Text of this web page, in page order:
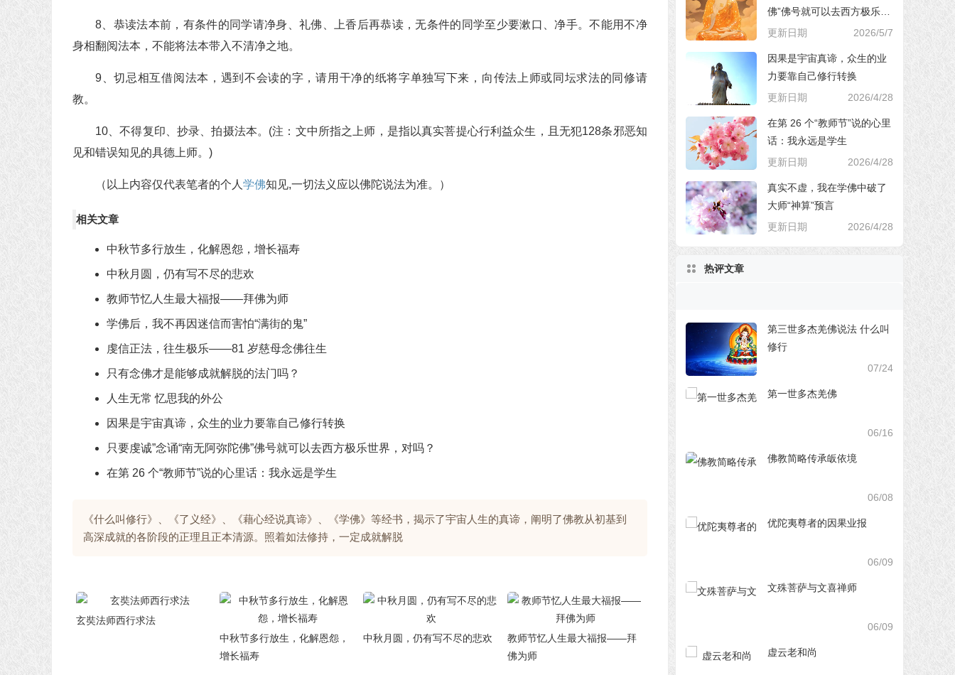
8、恭读法本前，有条件的同学请净身、礼佛、上香后再恭读，无条件的同学至少要漱口、净手。不能用不净
身相翻阅法本，不能将法本带入不清净之地。
9、切忌相互借阅法本，遇到不会读的字，请用干净的纸将字单独写下来，向传法上师或同坛求法的同修请
教。
10、不得复印、抄录、拍摄法本。(注：文中所指之上师，是指以真实菩提心行利益众生，且无犯128条邪恶知
见和错误知见的具德上师。)
（以上内容仅代表笔者的个人 学佛知见,一切法义应以佛陀说法为准。）
相关文章
中秋节多行放生，化解恩怨，增长福寿
中秋月圆，仍有写不尽的悲欢
教师节忆人生最大福报——拜佛为师
学佛后，我不再因迷信而害怕“满街的鬼”
虔信正法，往生极乐——81 岁慈母念佛往生
只有念佛才是能够成就解脱的法门吗？
人生无常 忆思我的外公
因果是宇宙真谛，众生的业力要靠自己修行转换
只要虔诚”念诵“南无阿弥陀佛”佛号就可以去西方极乐世界，对吗？
在第 26 个“教师节”说的心里话：我永远是学生
《什么叫修行》、《了义经》、《藉心经说真谛》、《学佛》等经书，揭示了宇宙人生的真谛，阐明了佛教从初基到
高深成就的各阶段的正理且正本清源。照着如法修持，一定成就解脱
玄奘法师西行求法
中秋节多行放生，化解恩怨，
增长福寿
中秋月圆，仍有写不尽的悲欢
教师节忆人生最大福报——拜
佛为师
佛”佛号就可以去西方极乐世
界，对吗？
更新日期 2026/5/7
因果是宇宙真谛，众生的业
力要靠自己修行转换
更新日期
2026/4/28
在第 26 个“教师节”说的心里
话：我永远是学生
更新日期
2026/4/28
真实不虚，我在学佛中破了
大师“神算”预言
更新日期
2026/4/28
热评文章
第三世多杰羌佛说法 什么叫
修行
07/24
第一世多杰羌佛
06/16
佛教简略传承皈依境
06/08
优陀夷尊者的因果业报
06/09
文殊菩萨与文喜禅师
06/09
虚云老和尚